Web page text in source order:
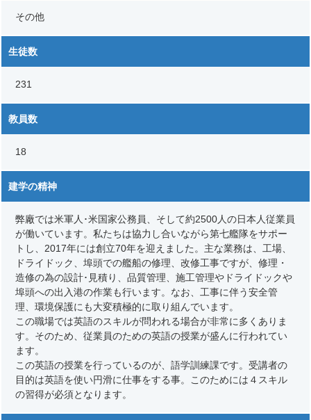
その他
生徒数
231
教員数
18
建学の精神
弊廠では米軍人･米国家公務員、そして約2500人の日本人従業員
が働いています。私たちは協力し合いながら第七艦隊をサポー
トし、2017年には創立70年を迎えました。主な業務は、工場、
ドライドック、埠頭での艦船の修理、改修工事ですが、修理・
造修の為の設計･見積り、品質管理、施工管理やドライドックや
埠頭への出入港の作業も行います。なお、工事に伴う安全管
理、環境保護にも大変積極的に取り組んでいます。
この職場では英語のスキルが問われる場合が非常に多くありま
す。そのため、従業員のための英語の授業が盛んに行われてい
ます。
この英語の授業を行っているのが、語学訓練課です。受講者の
目的は英語を使い円滑に仕事をする事。このためには４スキル
の習得が必須となります。